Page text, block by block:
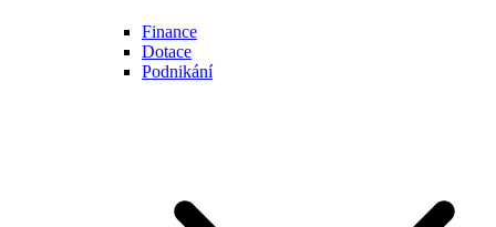
Finance
Dotace
Podnikání